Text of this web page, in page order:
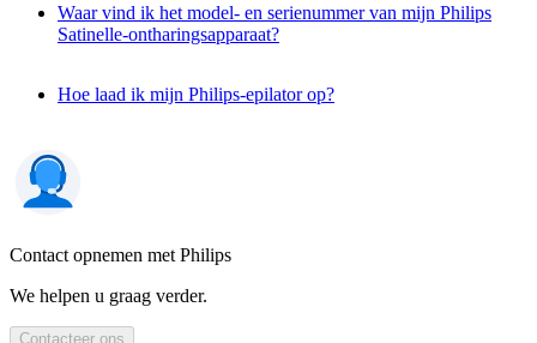
Waar vind ik het model- en serienummer van mijn Philips
Satinelle-ontharingsapparaat?
Hoe laad ik mijn Philips-epilator op?
Contact opnemen met Philips
We helpen u graag verder.
Contacteer ons